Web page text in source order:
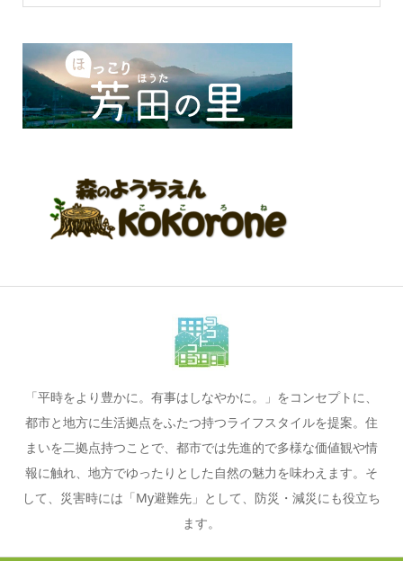
「平時をより豊かに。有事はしなやかに。」をコンセプトに、
都市と地方に生活拠点をふたつ持つライフスタイルを提案。住
まいを二拠点持つことで、都市では先進的で多様な価値観や情
報に触れ、地方でゆったりとした自然の魅力を味わえます。そ
して、災害時には「My避難先」として、防災・減災にも役立ち
ます。